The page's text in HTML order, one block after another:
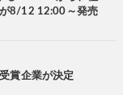
8/12 12:00～発売
賞企業が決定